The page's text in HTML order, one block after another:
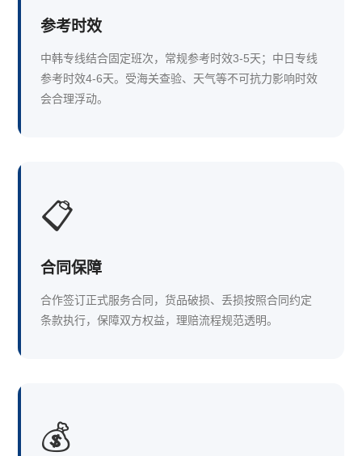
参考时效
中韩专线结合固定班次，常规参考时效3-5天；中日专线
参考时效4-6天。受海关查验、天气等不可抗力影响时效
会合理浮动。
📋
合同保障
合作签订正式服务合同，货品破损、丢损按照合同约定
条款执行，保障双方权益，理赔流程规范透明。
💰